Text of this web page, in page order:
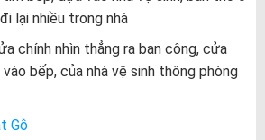
lại nhiều trong nhà
chính nhìn thẳng ra ban công, cửa
bếp, của nhà vệ sinh thông phòng
Gỗ